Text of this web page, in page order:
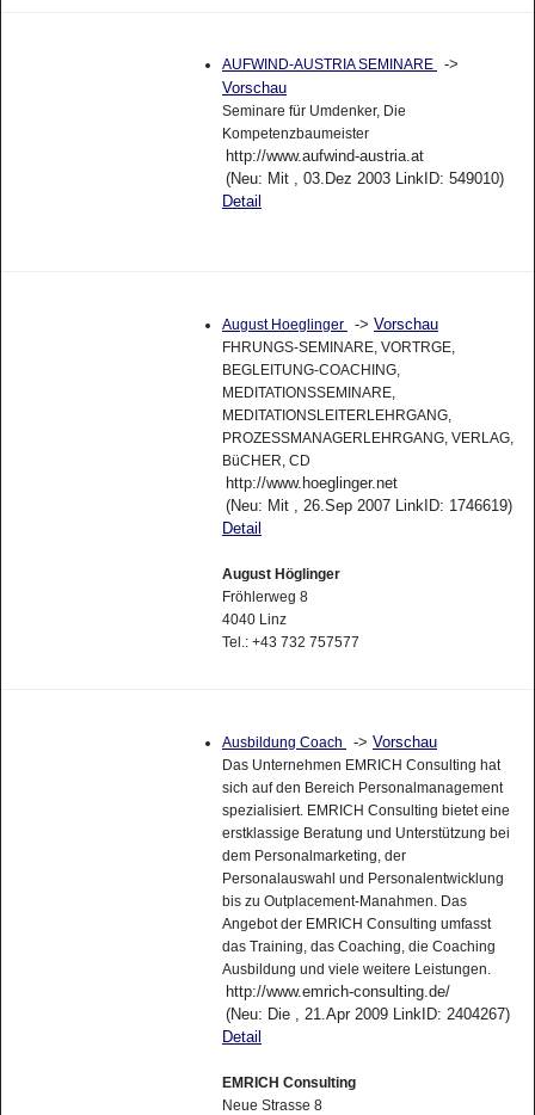
AUFWIND-AUSTRIA SEMINARE
->
Vorschau
Seminare für Umdenker, Die
Kompetenzbaumeister
http://www.aufwind-austria.at
(Neu: Mit , 03.Dez 2003 LinkID: 549010)
Detail
August Hoeglinger -> Vorschau
FHRUNGS-SEMINARE, VORTRGE,
BEGLEITUNG-COACHING,
MEDITATIONSSEMINARE,
MEDITATIONSLEITERLEHRGANG,
PROZESSMANAGERLEHRGANG, VERLAG,
BüCHER, CD
http://www.hoeglinger.net
(Neu: Mit , 26.Sep 2007 LinkID: 1746619)
Detail
August Höglinger
Fröhlerweg 8
4040 Linz
Tel.: +43 732 757577
Ausbildung Coach -> Vorschau
Das Unternehmen EMRICH Consulting hat
sich auf den Bereich Personalmanagement
spezialisiert. EMRICH Consulting bietet eine
erstklassige Beratung und Unterstützung bei
dem Personalmarketing, der
Personalauswahl und Personalentwicklung
bis zu Outplacement-Manahmen. Das
Angebot der EMRICH Consulting umfasst
das Training, das Coaching, die Coaching
Ausbildung und viele weitere Leistungen.
http://www.emrich-consulting.de/
(Neu: Die , 21.Apr 2009 LinkID: 2404267)
Detail
EMRICH Consulting
Neue Strasse 8